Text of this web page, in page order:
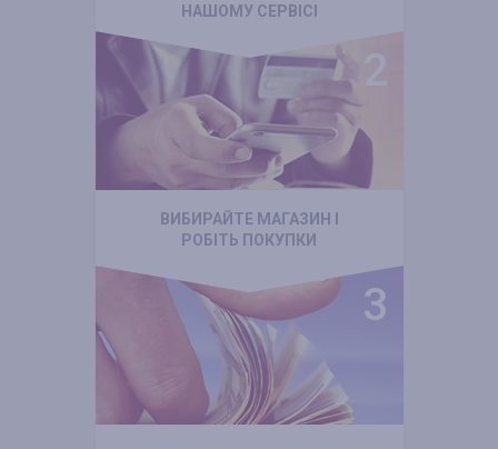
НАШОМУ СЕРВІСІ
ВИБИРАЙТЕ МАГАЗИН І
РОБІТЬ ПОКУПКИ